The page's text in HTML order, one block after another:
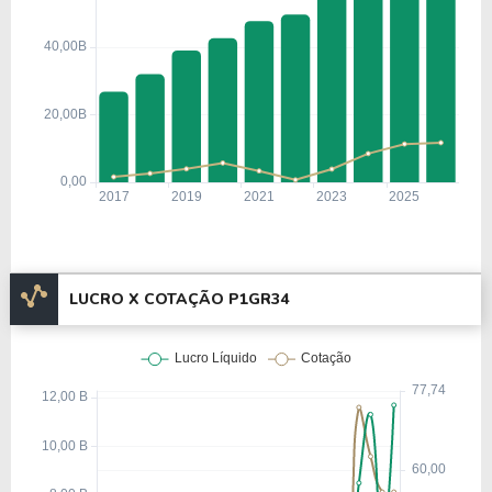
precificação inovador, a construção de uma base de
clientes e a adaptação às regulamentações
estaduais. Entre as conquistas iniciais, destacou-se
o crescimento gradual da aceitação de seguros
voltados a motoristas de perfis considerados de
O processo de expansão contemplou a ampliação
tecnologias de precificação baseadas em dados e a
criação de canais diretos de venda, incluindo
plataformas digitais.
Entre os marcos históricos constam a oferta
pública inicial (IPO) em 1971, avanços em modelos
de precificação eletrônica na década de 1990,
LUCRO X COTAÇÃO P1GR34